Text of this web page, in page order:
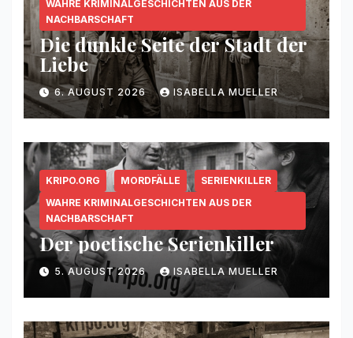
WAHRE KRIMINALGESCHICHTEN AUS DER
NACHBARSCHAFT
Die dunkle Seite der Stadt der
Liebe
6. AUGUST 2026 ISABELLA MUELLER
KRIPO.ORG MORDFÄLLE
SERIENKILLER
WAHRE KRIMINALGESCHICHTEN AUS DER
NACHBARSCHAFT
Der poetische Serienkiller
5. AUGUST 2026 ISABELLA MUELLER